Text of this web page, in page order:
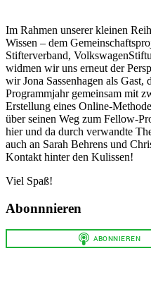
Im Rahmen unserer kleinen
Wissen – dem
Stifterverband,
widmen wir uns erneut der
wir Jona Sassenhagen als Gast,
Programmjahr gemeinsam mit
Erstellung eines Online-
über seinen Weg zum Fellow-
hier und da durch verwandte
auch an Sarah Behrens und
Kontakt hinter den Kulissen!
Viel Spaß!
Abonnnieren